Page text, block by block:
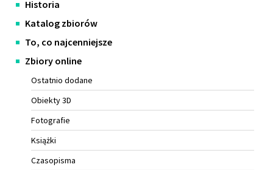
główne
Historia
Katalog zbiorów
To, co najcenniejsze
Zbiory online
Ostatnio dodane
Obiekty 3D
Fotografie
Książki
Czasopisma